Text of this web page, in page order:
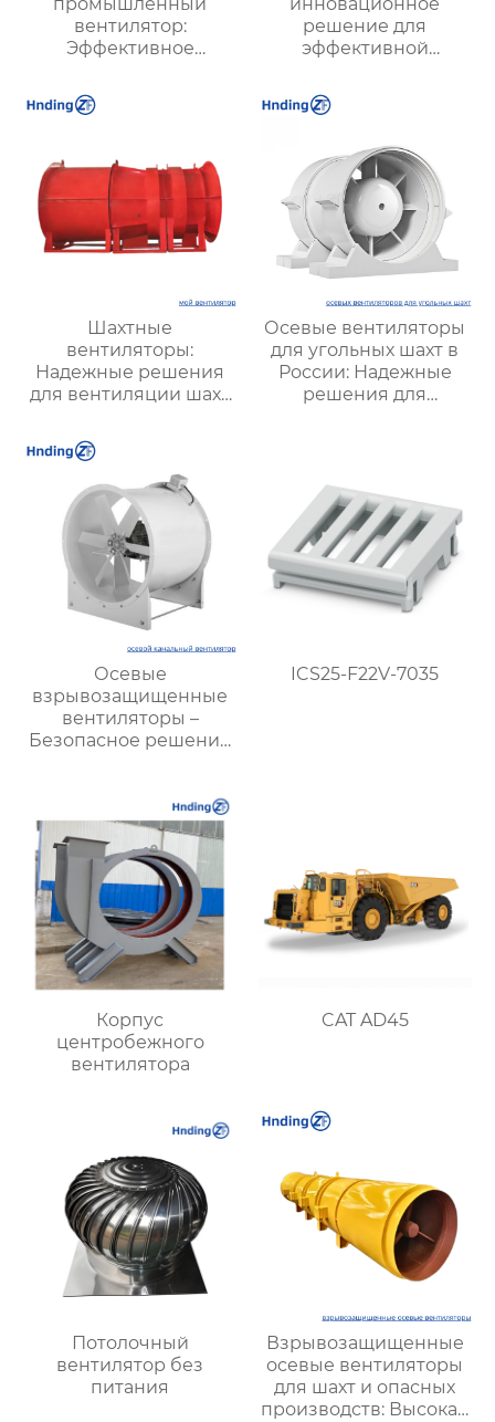
вентилятор:
Эффективное
надежной вентиляции
решение для
эффективной
оптимизации работы
Шахтные
вентиляторы:
Надежные решения
для вентиляции шахт
| Купить с доставкой
Осевые вентиляторы
для угольных шахт в
России: Надежные
решения для
Осевые
взрывозащищенные
вентиляторы –
Безопасное решение
ICS25-F22V-7035
Корпус
центробежного
вентилятора
CAT AD45
Потолочный
вентилятор без
питания
Взрывозащищенные
осевые вентиляторы
для шахт и опасных
производств: Высокая